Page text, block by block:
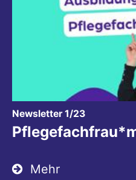
Newsletter 1/23:
Mehr